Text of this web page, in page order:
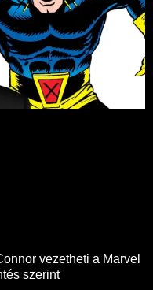
vezetheti a Marvel
szerint